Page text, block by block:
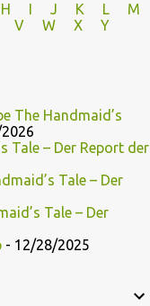
H I J K L
M
V
W X Y
The Handmaid’s
Tale – Der Report der
Tale – Der
Tale – Der
- 12/28/2025